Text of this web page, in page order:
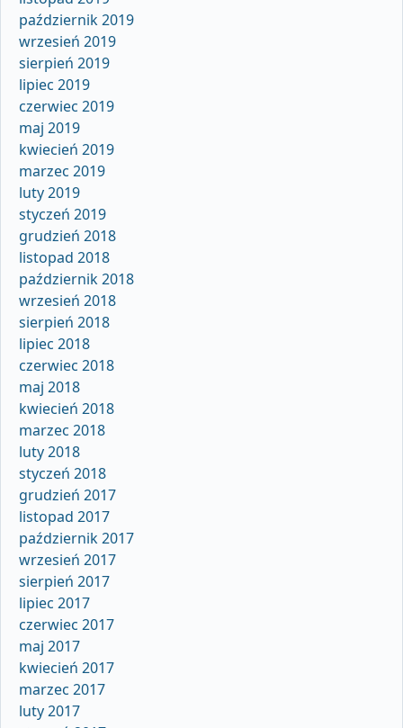
październik 2019
wrzesień 2019
sierpień 2019
lipiec 2019
czerwiec 2019
maj 2019
kwiecień 2019
marzec 2019
luty 2019
styczeń 2019
grudzień 2018
listopad 2018
październik 2018
wrzesień 2018
sierpień 2018
lipiec 2018
czerwiec 2018
maj 2018
kwiecień 2018
marzec 2018
luty 2018
styczeń 2018
grudzień 2017
listopad 2017
październik 2017
wrzesień 2017
sierpień 2017
lipiec 2017
czerwiec 2017
maj 2017
kwiecień 2017
marzec 2017
luty 2017